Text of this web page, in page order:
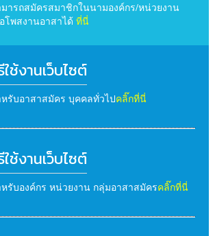
ารถสมัครสมาชิกในนามองค์กร/หน่วยงาน
โพสงานอาสาได้ ที่นี่
ใช้งานเว็บไซต์
รับอาสาสมัคร บุคคลทั่วไปคลิ๊กที่นี่
ใช้งานเว็บไซต์
รับองค์กร หน่วยงาน กลุ่มอาสาสมัครคลิ๊กที่นี่